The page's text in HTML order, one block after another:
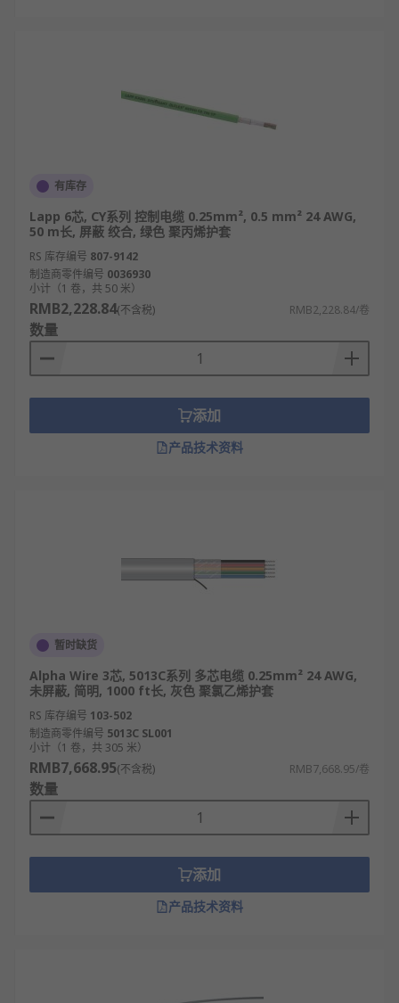
有库存
Lapp 6芯, CY系列 控制电缆 0.25mm², 0.5 mm² 24 AWG,
50 m长, 屏蔽 绞合, 绿色 聚丙烯护套
RS 库存编号 807-9142
制造商零件编号 0036930
小计（1 卷，共 50 米）
RMB2,228.84(不含税) RMB2,228.84/卷
数量
添加
产品技术资料
暂时缺货
Alpha Wire 3芯, 5013C系列 多芯电缆 0.25mm² 24 AWG,
未屏蔽, 简明, 1000 ft长, 灰色 聚氯乙烯护套
RS 库存编号 103-502
制造商零件编号 5013C SL001
小计（1 卷，共 305 米）
RMB7,668.95(不含税) RMB7,668.95/卷
数量
添加
产品技术资料